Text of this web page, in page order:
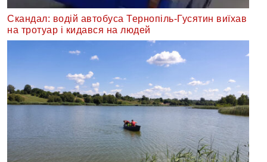
Скандал: водій автобуса Тернопіль-Гусятин виїхав
на тротуар і кидався на людей